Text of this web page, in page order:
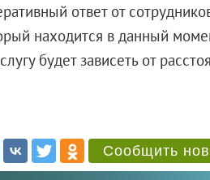
ответ от
находится в данный
будет зависеть от
Сообщить